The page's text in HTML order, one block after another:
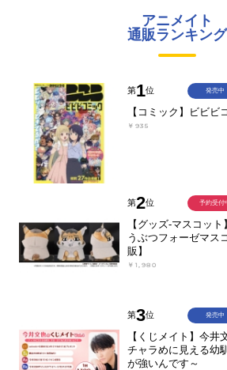
アニメイト
通販ランキング
第1位
【コミック】ビビビ
￥935
発売中
第2位
【グッズ-マスコッ
うぶつフォーゼマス
販】
￥1,980
予約受付
第3位
【くじメイト】今井
チャラめに見える幼
が強いんです～
発売中